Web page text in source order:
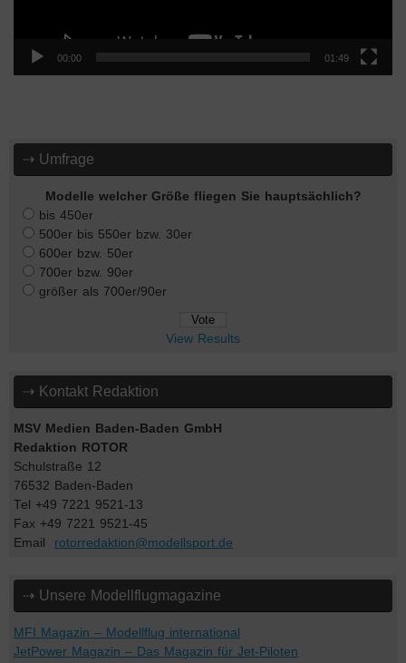
00:00 01:49
⇢ Umfrage
Modelle welcher Größe fliegen Sie hauptsächlich?
bis 450er
500er bis 550er bzw. 30er
600er bzw. 50er
700er bzw. 90er
größer als 700er/90er
View Results
⇢ Kontakt Redaktion
MSV Medien Baden-Baden GmbH
Redaktion ROTOR
Schulstraße 12
76532 Baden-Baden
Tel +49 7221 9521-13
Fax +49 7221 9521-45
Email rotorredaktion@modellsport.de
⇢ Unsere Modellflugmagazine
MFI Magazin – Modellflug international
JetPower Magazin – Das Magazin für Jet-Piloten